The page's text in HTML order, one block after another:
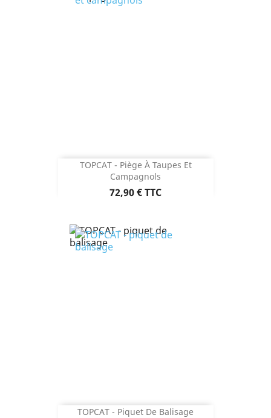
TOPCAT - Piège À Taupes Et
Campagnols
Prix
72,90 €TTC
TOPCAT - Piquet De Balisage